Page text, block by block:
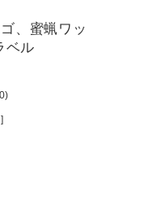
、蜜蝋ワッ
ベル